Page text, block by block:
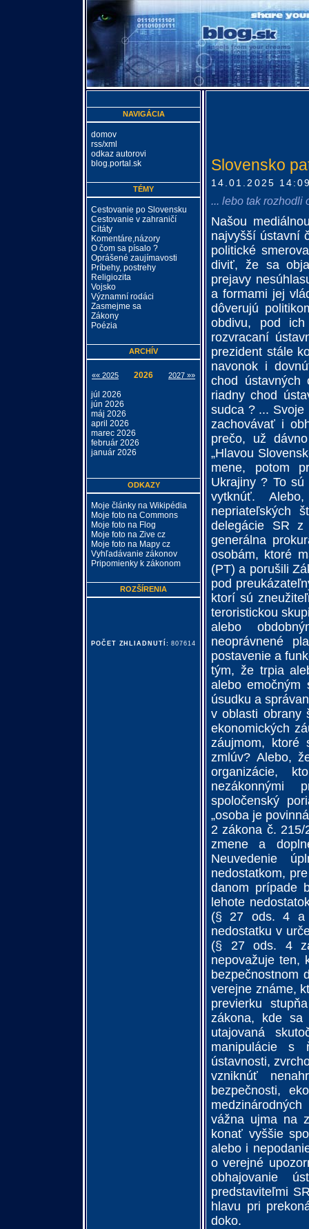
Slovensko
14.01.2025
... lebo tak rozhodli
Našou
najvyšší ústavní
politické
diviť, že sa
prejavy
a formami jej
dôverujú
obdivu, pod
rozvracaní
prezident stále
navonok i
chod ústavných
riadny chod
sudca ? ... Svoje
zachovávať i
prečo, už
„Hlavou
mene, potom
Ukrajiny ? To
vytknúť.
nepriateľských
delegácie SR z
generálna
osobám, ktoré
(PT) a porušili
pod
ktorí sú
teroristickou
alebo
neoprávnené
postavenie a
tým, že trpia
alebo emočným
úsudku a
v oblasti obrany
ekonomických
záujmom, ktoré
zmlúv? Alebo,
organizácie,
nezákonnými
spoločenský
„osoba je
2 zákona č.
zmene a
Neuvedenie
nedostatkom,
danom prípade
lehote
(§ 27 ods. 4 a
nedostatku v
(§ 27 ods. 4
nepovažuje ten,
bezpečnostnom
verejne známe,
previerku
zákona, kde sa
utajovaná
manipulácie s
ústavnosti,
vzniknúť
bezpečnosti,
vážna ujma na
konať vyššie
alebo i
o verejné
obhajovanie
predstaviteľmi
hlavu pri
doko.
NAVIGÁCIA
domov
rss/xml
odkaz autorovi
blog.portal.sk
TÉMY
Cestovanie po Slovensku
Cestovanie v zahraničí
Citáty
Komentáre,názory
O čom sa písalo ?
Oprášené zaujímavosti
Príbehy, postrehy
Religiozita
Vojsko
Významní rodáci
Zasmejme sa
Zákony
Poézia
ARCHÍV
«« 2025 2026 2027 »»
júl 2026
jún 2026
máj 2026
april 2026
marec 2026
február 2026
január 2026
ODKAZY
Moje články na Wikipédia
Moje foto na Commons
Moje foto na Flog
Moje foto na Zive cz
Moje foto na Mapy cz
Vyhľadávanie zákonov
Pripomienky k zákonom
ROZŠÍRENIA
POČET ZHLIADNUTÍ: 807614